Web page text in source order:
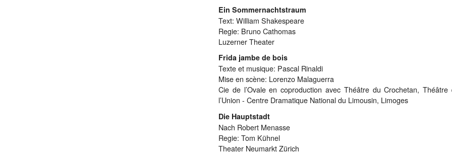
Ein Sommernachtstraum
Text: William Shakespeare
Regie: Bruno Cathomas
Luzerner Theater
Frida jambe de bois
Texte et musique: Pascal Rinaldi
Mise en scène: Lorenzo Malaguerra
Cie de l’Ovale en coproduction avec Théâtre du Crochetan, Théâtre
l’Union - Centre Dramatique National du Limousin, Limoges
Die Hauptstadt
Nach Robert Menasse
Regie: Tom Kühnel
Theater Neumarkt Zürich